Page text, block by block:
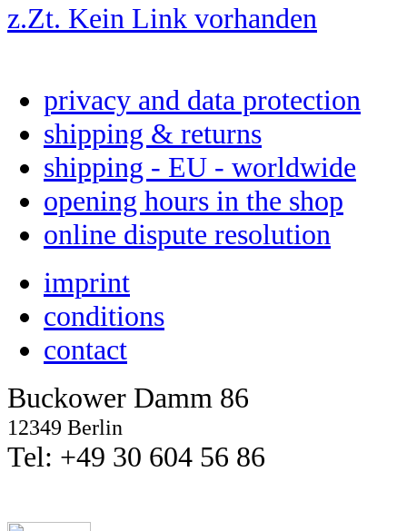
z.Zt. Kein Link vorhanden
privacy and data protection
shipping & returns
shipping - EU - worldwide
opening hours in the shop
online dispute resolution
imprint
conditions
contact
Buckower Damm 86
12349 Berlin
Tel: +49 30 604 56 86